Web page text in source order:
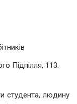
Підпілля, 113.
студента, людину